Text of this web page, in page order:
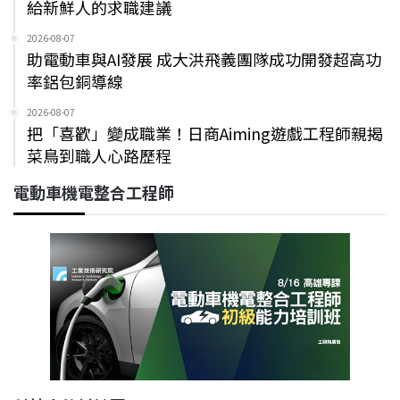
給新鮮人的求職建議
2026-08-07
助電動車與AI發展 成大洪飛義團隊成功開發超高功
率鋁包銅導線
2026-08-07
把「喜歡」變成職業！日商Aiming遊戲工程師親揭
菜鳥到職人心路歷程
電動車機電整合工程師